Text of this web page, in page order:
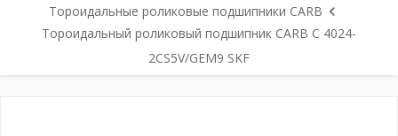
Тороидальные роликовые подшипники CARB
Тороидальный роликовый подшипник CARB C 4024-
2CS5V/GEM9 SKF